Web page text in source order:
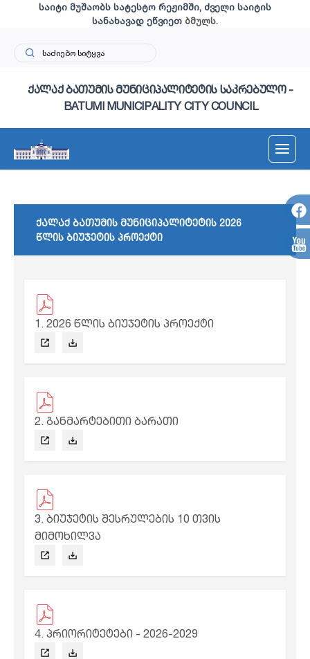
საიტი მუშაობს სატესტო რეჟიმში, ძველი საიტის
სანახავად ეწვიეთ ბმულს.
ქალაქ ბათუმის მუნიციპალიტეტის საკრებულო -
BATUMI MUNICIPALITY CITY COUNCIL
ქალაქ ბათუმის მუნიციპალიტეტის 2026
წლის ბიუჯეტის პროექტი
1. 2026 წლის ბიუჯეტის პროექტი
2. განმარტებითი ბარათი
3. ბიუჯეტის შესრულების 10 თვის
მიმოხილვა
4. პრიორიტეტები - 2026-2029